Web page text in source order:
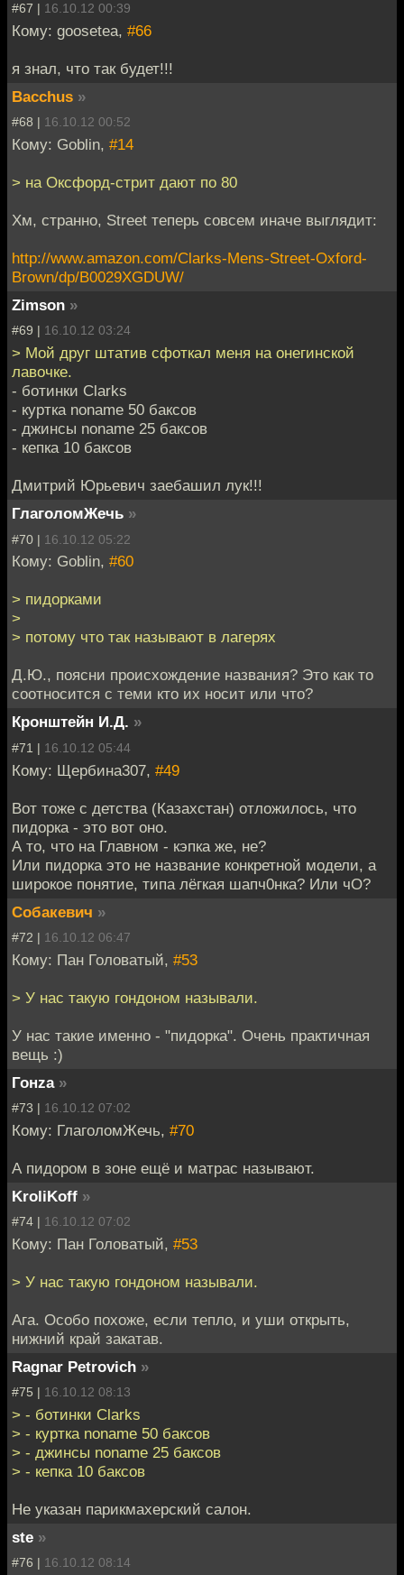
#67 | 16.10.12 00:39
Кому: goosetea, #66
я знал, что так будет!!!
Bacchus »
#68 | 16.10.12 00:52
Кому: Goblin, #14
> на Оксфорд-стрит дают по 80
Хм, странно, Street теперь совсем иначе выглядит:
http://www.amazon.com/Clarks-Mens-Street-Oxford-
Brown/dp/B0029XGDUW/
Zimson »
#69 | 16.10.12 03:24
> Мой друг штатив сфоткал меня на онегинской
лавочке.
- ботинки Clarks
- куртка noname 50 баксов
- джинсы noname 25 баксов
- кепка 10 баксов
Дмитрий Юрьевич заебашил лук!!!
ГлаголомЖечь »
#70 | 16.10.12 05:22
Кому: Goblin, #60
> пидорками
>
> потому что так называют в лагерях
Д.Ю., поясни происхождение названия? Это как то
соотносится с теми кто их носит или что?
Кронштейн И.Д. »
#71 | 16.10.12 05:44
Кому: Щербина307, #49
Вот тоже с детства (Казахстан) отложилось, что
пидорка - это вот оно.
А то, что на Главном - кэпка же, не?
Или пидорка это не название конкретной модели, а
широкое понятие, типа лёгкая шапч0нка? Или чО?
Собакевич »
#72 | 16.10.12 06:47
Кому: Пан Головатый, #53
> У нас такую гондоном называли.
У нас такие именно - "пидорка". Очень практичная
вещь :)
Гонzа »
#73 | 16.10.12 07:02
Кому: ГлаголомЖечь, #70
А пидором в зоне ещё и матрас называют.
KroliKoff »
#74 | 16.10.12 07:02
Кому: Пан Головатый, #53
> У нас такую гондоном называли.
Ага. Особо похоже, если тепло, и уши открыть,
нижний край закатав.
Ragnar Petrovich »
#75 | 16.10.12 08:13
> - ботинки Clarks
> - куртка noname 50 баксов
> - джинсы noname 25 баксов
> - кепка 10 баксов
Не указан парикмахерский салон.
ste »
#76 | 16.10.12 08:14